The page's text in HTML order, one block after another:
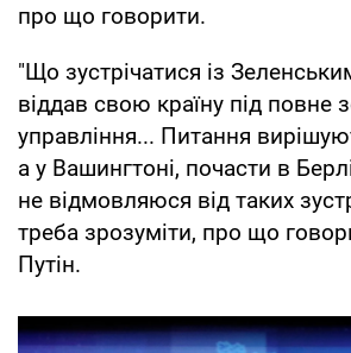
про що говорити.
"Що зустрічатися із
віддав свою країну під повне
управління... Питання
а у Вашингтоні, почасти в
не відмовляюся від таких
треба зрозуміти, про що
Путін.